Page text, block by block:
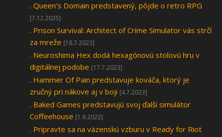
. Queen's Domain predstavený, pôjde o retro RPG
[7.12.2025]
. Prison Survival: Architect of Crime Simulator vás strčí
za mreže [18.7.2023]
. Neuroshima Hex dodá hexagónovú stolovú hru v
digitálnej podobe [17.7.2023]
. Hammer Of Pain predstavuje kováča, ktorý je
zručný pri nákove aj v boji [4.7.2023]
. Baked Games predstavujú svoj ďalší simulátor
Coffeehouse [1.6.2022]
. Pripravte sa na väzenskú vzburu v Ready for Riot